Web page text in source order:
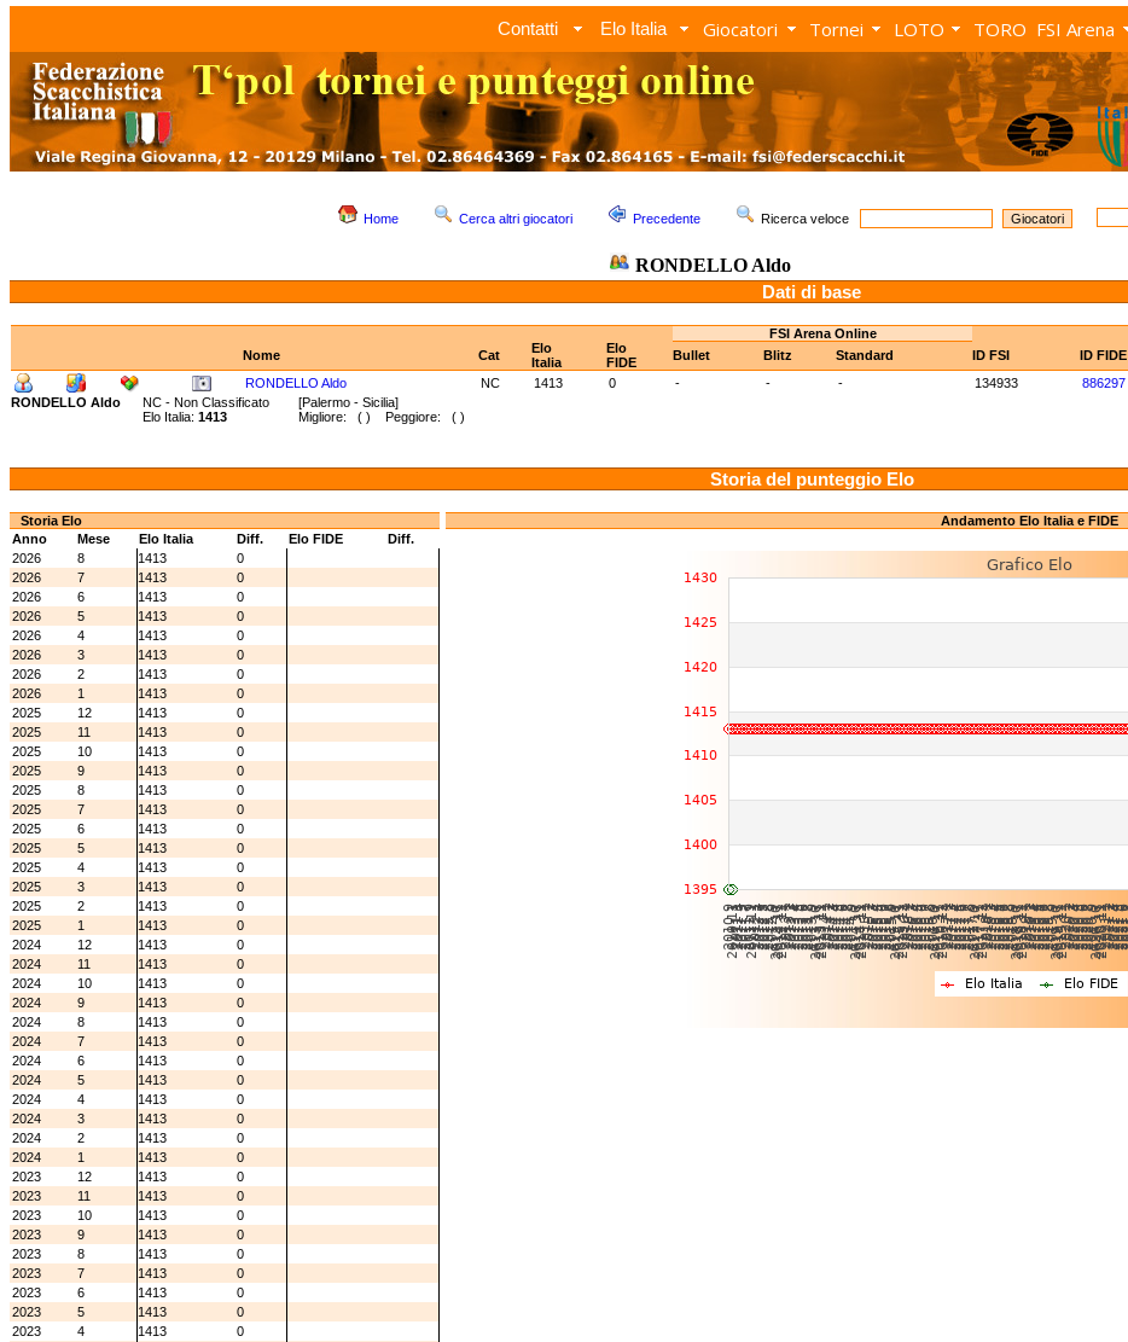
Contatti Elo Italia Giocatori Tornei LOTO TORO FSI Arena
Home Cerca altri giocatori Precedente Ricerca veloce
RONDELLO Aldo
Dati di base
FSI Arena Online
Nome
Cat
Elo
Italia
Elo
FIDE
Bullet Blitz Standard ID FSI ID FIDE
RONDELLO Aldo
NC 1413 0 - - - 134933 886297
RONDELLO Aldo
NC - Non Classificato [Palermo - Sicilia]
Elo Italia: 1413 Migliore: ( ) Peggiore: ( )
Storia del punteggio Elo
Storia Elo
Anno
Mese Elo Italia Diff. Elo FIDE
Diff.
2026
8 1413
0
2026
7 1413
0
2026
6 1413
0
2026
5 1413
0
2026
4 1413
0
2026
3 1413
0
2026
2 1413
0
2026
1 1413
0
2025
12 1413
0
2025
11 1413
0
2025
10 1413
0
2025
9 1413
0
2025
8 1413
0
2025
7 1413
0
2025
6 1413
0
2025
5 1413
0
2025
4 1413
0
2025
3 1413
0
2025
2 1413
0
2025
1 1413
0
2024
12 1413
0
2024
11 1413
0
2024
10 1413
0
2024
9 1413
0
2024
8 1413
0
2024
7 1413
0
2024
6 1413
0
2024
5 1413
0
2024
4 1413
0
2024
3 1413
0
2024
2 1413
0
2024
1 1413
0
2023
12 1413
0
2023
11 1413
0
2023
10 1413
0
2023
9 1413
0
2023
8 1413
0
2023
7 1413
0
2023
6 1413
0
2023
5 1413
0
2023
4 1413
0
Andamento Elo Italia e FIDE